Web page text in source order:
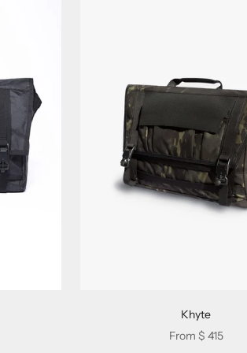
Khyte
Sale price
From $ 415